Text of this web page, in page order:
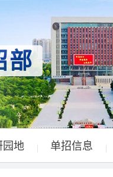
部
园地 | 单招信息 |